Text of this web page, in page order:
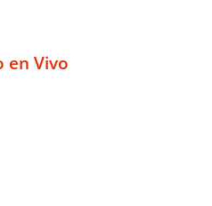
en Vivo